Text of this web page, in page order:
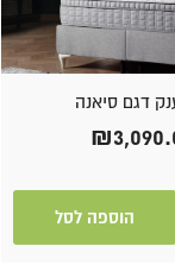
דגם סיאנה
₪
הוספה לסל